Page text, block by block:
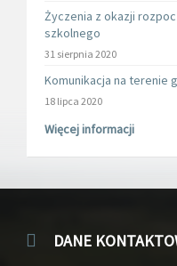
Życzenia z okazji
szkolnego
31 sierpnia 2020
Komunikacja na terenie
18 lipca 2020
Więcej informacji
DANE